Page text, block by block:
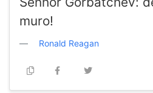
muro!
Ronald Reagan